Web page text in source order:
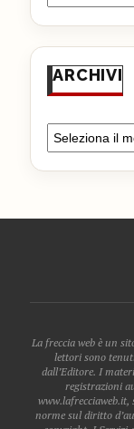
ARCHIVI
La freccia web è un
lettori sono
dall’Editore. I
registrazioni
norme sul diritto